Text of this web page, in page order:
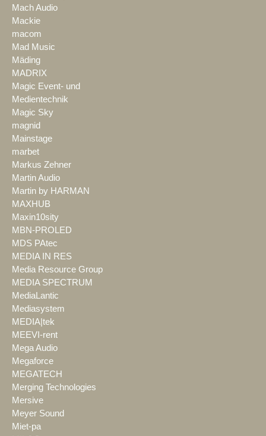
Mach Audio
Mackie
macom
Mad Music
Mäding
MADRIX
Magic Event- und
Medientechnik
Magic Sky
magnid
Mainstage
marbet
Markus Zehner
Martin Audio
Martin by HARMAN
MAXHUB
Maxin10sity
MBN-PROLED
MDS PAtec
MEDIA IN RES
Media Resource Group
MEDIA SPECTRUM
MediaLantic
Mediasystem
MEDIA|tek
MEEVI-rent
Mega Audio
Megaforce
MEGATECH
Merging Technologies
Mersive
Meyer Sound
Miet-pa